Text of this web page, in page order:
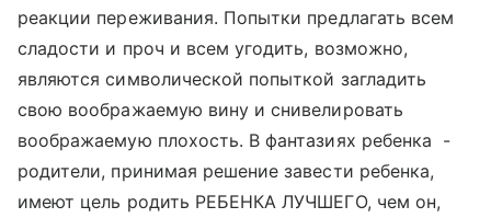
реакции переживания. Попытки предлагать всем
сладости и проч и всем угодить, возможно,
являются символической попыткой загладить
свою воображаемую вину и снивелировать
воображаемую плохость. В фантазиях ребенка -
родители, принимая решение завести ребенка,
имеют цель родить РЕБЕНКА ЛУЧШЕГО, чем он,